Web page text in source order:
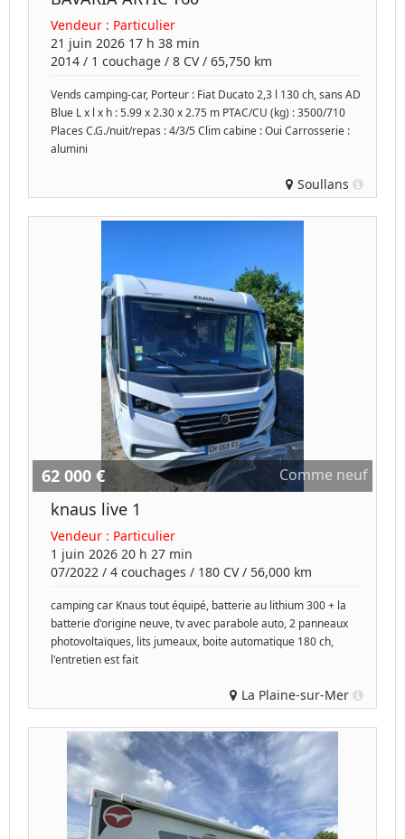
Vendeur : Particulier
21 juin 2026 17 h 38 min
2014 / 1 couchage / 8 CV / 65,750 km
Vends camping-car, Porteur : Fiat Ducato 2,3 l 130 ch, sans AD
Blue L x l x h : 5.99 x 2.30 x 2.75 m PTAC/CU (kg) : 3500/710
Places C.G./nuit/repas : 4/3/5 Clim cabine : Oui Carrosserie :
alumini
Soullans
62 000 € Comme neuf
knaus live 1
Vendeur : Particulier
1 juin 2026 20 h 27 min
07/2022 / 4 couchages / 180 CV / 56,000 km
camping car Knaus tout équipé, batterie au lithium 300 + la
batterie d'origine neuve, tv avec parabole auto, 2 panneaux
photovoltaïques, lits jumeaux, boite automatique 180 ch,
l'entretien est fait
La Plaine-sur-Mer